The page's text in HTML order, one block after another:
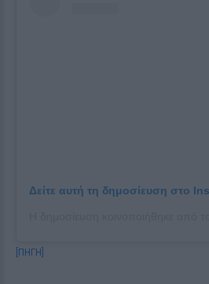
Δείτε αυτή τη δημοσίευση στο
[ΠΗΓΗ]